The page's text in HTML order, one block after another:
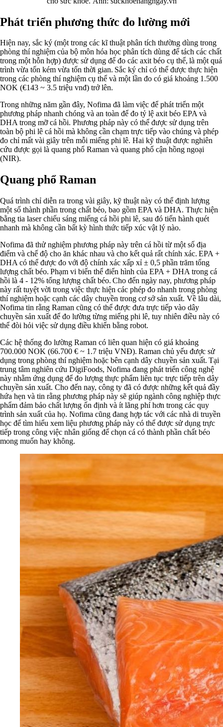
Phát triển phương thức đo lường mới
Hiện nay, sắc ký (một trong các kĩ thuật phân tích thường dùng trong
phòng thí nghiệm của bộ môn hóa học phân tích dùng để tách các chất
trong một hỗn hợp) được sử dụng để đo các axit béo cụ thể, là một quá
trình vừa tốn kém vừa tốn thời gian. Sắc ký chỉ có thể được thực hiện
trong các phòng thí nghiệm cụ thể và một lần đo có giá khoảng 1.500
NOK (€143 ~ 3.5 triệu vnđ) trở lên.
Trong những năm gần đây, Nofima đã làm việc để phát triển một
phương pháp nhanh chóng và an toàn để đo tỷ lệ axit béo EPA và
DHA trong mỡ cá hồi. Phương pháp này có thể được sử dụng trên
toàn bộ phi lê cá hồi mà không cần chạm trực tiếp vào chúng và phép
đo chỉ mất vài giây trên mỗi miếng phi lê. Hai kỹ thuật được nghiên
cứu được gọi là quang phổ Raman và quang phổ cận hồng ngoại
(NIR).
Quang phổ Raman
Quá trình chỉ diễn ra trong vài giây, kỹ thuật này có thể định lượng
một số thành phần trong chất béo, bao gồm EPA và DHA. Thực hiện
bằng tia laser chiếu sáng miếng cá hồi phi lê, sau đó tiến hành quét
nhanh mà không cần bất kỳ hình thức tiếp xúc vật lý nào.
Nofima đã thử nghiệm phương pháp này trên cá hồi từ một số địa
điểm và chế độ cho ăn khác nhau và cho kết quả rất chính xác. EPA +
DHA có thể được đo với độ chính xác xấp xỉ ± 0,5 phần trăm tổng
lượng chất béo. Phạm vi biến thể điển hình của EPA + DHA trong cá
hồi là 4 - 12% tổng lượng chất béo. Cho đến ngày nay, phương pháp
này rất tuyệt vời trong việc thực hiện các phép đo nhanh trong phòng
thí nghiệm hoặc cạnh các dây chuyền trong cơ sở sản xuất. Về lâu dài,
Nofima tin rằng Raman cũng có thể được đưa trực tiếp vào dây
chuyền sản xuất để đo lường từng miếng phi lê, tuy nhiên điều này có
thể đòi hỏi việc sử dụng điều khiển bằng robot.
Các hệ thống đo lường Raman có liên quan hiện có giá khoảng
700.000 NOK (66.700 € ~ 1.7 triệu VNĐ). Raman chủ yếu được sử
dụng trong phòng thí nghiệm hoặc bên cạnh dây chuyền sản xuất. Tại
trung tâm nghiên cứu DigiFoods, Nofima đang phát triển công nghệ
này nhằm ứng dụng để đo lượng thực phẩm liên tục trực tiếp trên dây
chuyền sản xuất. Cho đến nay, công ty đã có được những kết quả đầy
hứa hẹn và tin rằng phương pháp này sẽ giúp ngành công nghiệp thực
phẩm đảm bảo chất lượng ổn định và ít lãng phí hơn trong các quy
trình sản xuất của họ. Nofima cũng đang hợp tác với các nhà di truyền
học để tìm hiểu xem liệu phương pháp này có thể được sử dụng trực
tiếp trong công việc nhân giống để chọn cá có thành phần chất béo
mong muốn hay không.